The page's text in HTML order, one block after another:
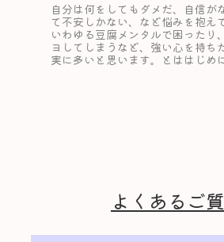
自分は何をしてもダメだ、自信が
て不安しかない、など悩みを抱え
いわゆる豆腐メンタルで困ったり
ヨしてしまうなど、強い心を持ち
実に多いと思います。とははじめ
よくあるご